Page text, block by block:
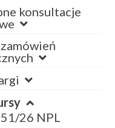
konsultacje
26 NPL